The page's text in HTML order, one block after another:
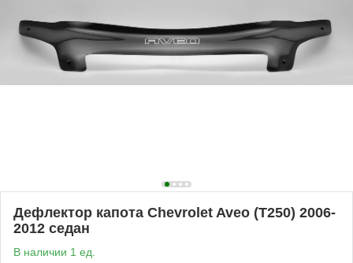
Дефлектор капота Chevrolet Aveo (T250) 2006-
2012 седан
В наличии 1 ед.